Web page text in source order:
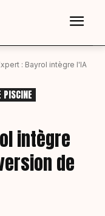
: Bayrol intègre l'IA
PISCINE
intègre
de